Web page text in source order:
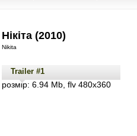
Нікіта (2010)
Nikita
Trailer #1
розмір: 6.94 Mb, flv 480x360